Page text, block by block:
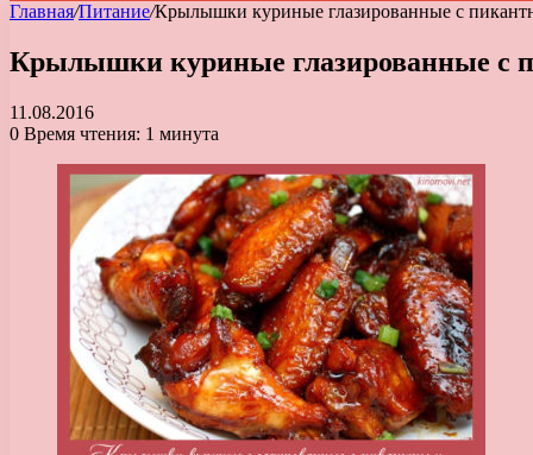
Главная/Питание/Крылышки куриные глазированные с
Крылышки куриные глазированные с
11.08.2016
0 Время чтения: 1 минута